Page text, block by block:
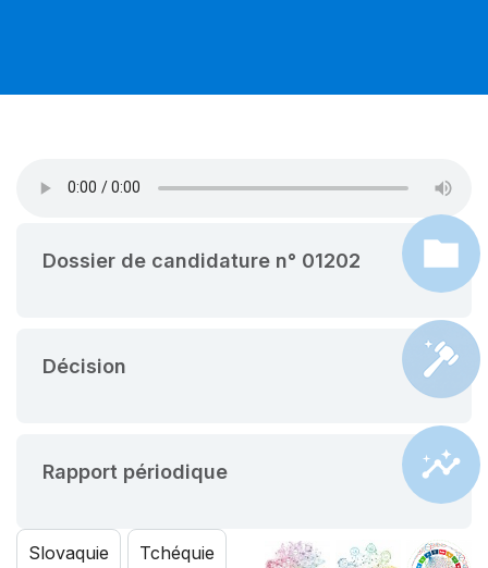
Dossier de candidature n° 01202
Décision
Rapport périodique
Slovaquie Tchéquie